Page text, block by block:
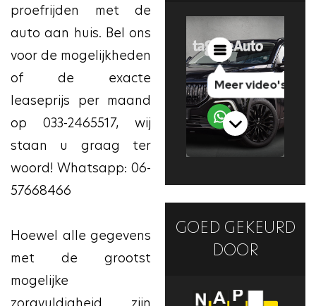
proefrijden met de
auto aan huis. Bel ons
voor de mogelijkheden
of de exacte
leaseprijs per maand
op 033-2465517, wij
staan u graag ter
woord! Whatsapp: 06-
57668466
Hoewel alle gegevens
met de grootst
mogelijke
zorgvuldigheid zijn
GOED GEKEURD
DOOR